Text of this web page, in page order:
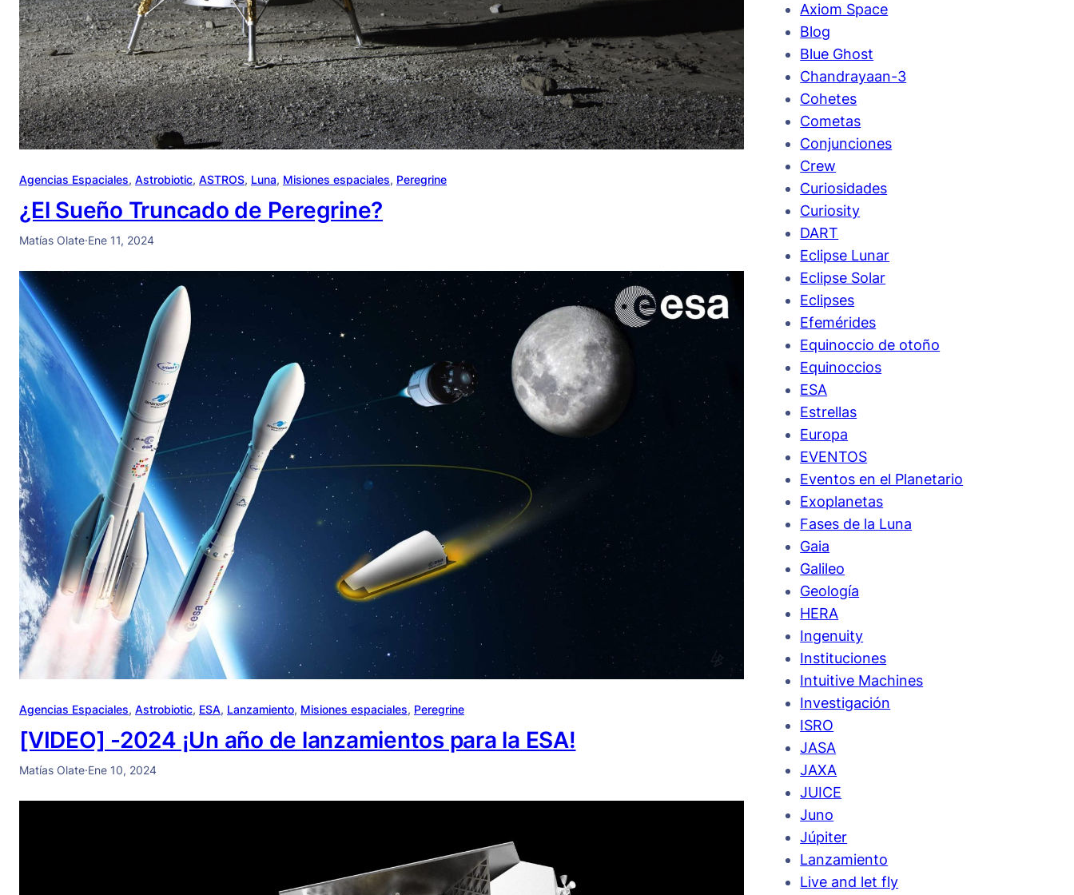
Agencias Espaciales, Astrobiotic, ASTROS, Luna, Misiones espaciales, Peregrine
¿El Sueño Truncado de Peregrine?
Matías Olate·Ene 11, 2024
Agencias Espaciales, Astrobiotic, ESA, Lanzamiento, Misiones espaciales, Peregrine
[VIDEO] -2024 ¡Un año de lanzamientos para la ESA!
Matías Olate·Ene 10, 2024
Axiom Space
Blog
Blue Ghost
Chandrayaan-3
Cohetes
Cometas
Conjunciones
Crew
Curiosidades
Curiosity
DART
Eclipse Lunar
Eclipse Solar
Eclipses
Efemérides
Equinoccio de otoño
Equinoccios
ESA
Estrellas
Europa
EVENTOS
Eventos en el Planetario
Exoplanetas
Fases de la Luna
Gaia
Galileo
Geología
HERA
Ingenuity
Instituciones
Intuitive Machines
Investigación
ISRO
JASA
JAXA
JUICE
Juno
Júpiter
Lanzamiento
Live and let fly